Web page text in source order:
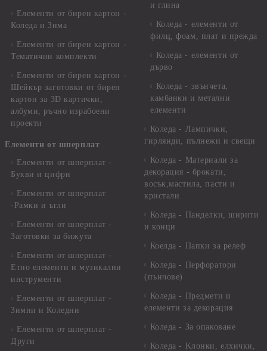
Елементи от бирен картон -
Коледа и Зима
Елементи от бирен картон -
Тематични комплекти
Елементи от бирен картон -
Шейкър заготовки от бирен
картон за 3D картички,
албуми, ръчно израбоени
проекти
Елементи от шперплат
Елементи от шперплат -
Букви и цифри
Елементи от шперплат
-Рамки и ъгли
Елементи от шперплат -
Заготовки за бижута
Елементи от шперплат -
Етно елементи и музикални
инструменти
Елементи от шперплат -
Зимни и Коледни
Елементи от шперплат -
Други
и глина
Коледа - елементи от
филц, фоам, плат и прежда
Коледа - елементи от
дърво
Коледа - звънчета,
камбанки и метални
елементи
Коледа - Лампички,
гирлянди, пълнежи и свещи
Коледа - Материали за
декорация - брокати,
восък,мастила, пасти и
кристали
Коледа - Панделки, ширити
и конци
Коелда - Папки за релеф
Коледа - Перфоратори
(пънчове)
Коледа - Предмети и
елементи за декорация
Коледа - За опаковане
Коледа - Kлонки, елхички,